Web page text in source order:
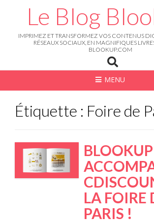
Le Blog
IMPRIMEZ ET TRANSFORMEZ VOS CONTENUS
RÉSEAUX SOCIAUX, EN MAGNIFIQUES
BLOOKUP.COM
MENU
Étiquette : Foire de
BLOOKUP
LA FOIRE
PARIS !